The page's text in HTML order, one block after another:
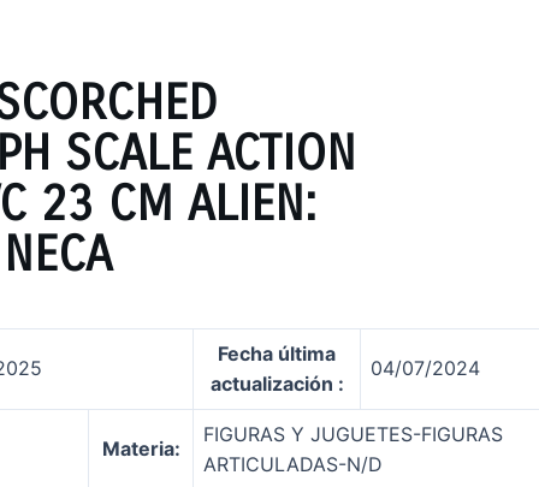
SCALE ACTION
23 CM ALIEN:
Fecha última
actualización :
04/07/2024
Materia:
FIGURAS Y JUGUETES-FIGURAS
ARTICULADAS-N/D